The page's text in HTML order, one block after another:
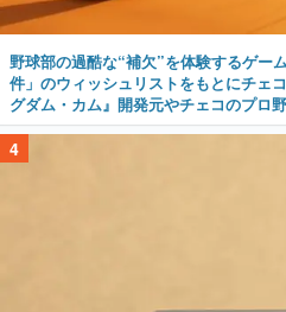
野球部の過酷な“補欠”を体験するゲー
件」のウィッシュリストをもとにチェ
グダム・カム』開発元やチェコのプロ
4